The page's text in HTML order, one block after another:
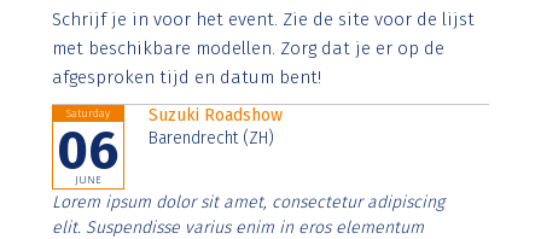
Aenean faucibus nibh et justo cursus id rutrum lorem
imperdiet. Nunc ut sem vitae risus tristique posuere.
Schrijf je in voor het event. Zie de site voor de lijst
met beschikbare modellen. Zorg dat je er op de
afgesproken tijd en datum bent!
Saturday
06
JUNE
Suzuki Roadshow
Barendrecht (ZH)
Lorem ipsum dolor sit amet, consectetur adipiscing
elit. Suspendisse varius enim in eros elementum